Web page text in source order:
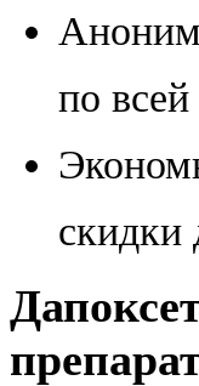
по
скидки